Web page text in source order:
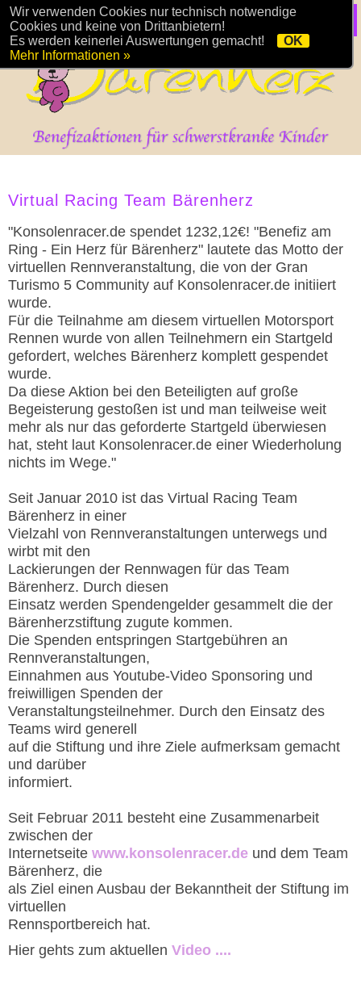
Virtual Racing Team Bärenherz
"Konsolenracer.de spendet 1232,12€! "Benefiz am
Ring - Ein Herz für Bärenherz" lautete das Motto der
virtuellen Rennveranstaltung, die von der Gran
Turismo 5 Community auf Konsolenracer.de initiiert
wurde.
Für die Teilnahme am diesem virtuellen Motorsport
Rennen wurde von allen Teilnehmern ein Startgeld
gefordert, welches Bärenherz komplett gespendet
wurde.
Da diese Aktion bei den Beteiligten auf große
Begeisterung gestoßen ist und man teilweise weit
mehr als nur das geforderte Startgeld überwiesen
hat, steht laut Konsolenracer.de einer Wiederholung
nichts im Wege."
Seit Januar 2010 ist das Virtual Racing Team
Bärenherz in einer
Vielzahl von Rennveranstaltungen unterwegs und
wirbt mit den
Lackierungen der Rennwagen für das Team
Bärenherz. Durch diesen
Einsatz werden Spendengelder gesammelt die der
Bärenherzstiftung zugute kommen.
Die Spenden entspringen Startgebühren an
Rennveranstaltungen,
Einnahmen aus Youtube-Video Sponsoring und
freiwilligen Spenden der
Veranstaltungsteilnehmer. Durch den Einsatz des
Teams wird generell
auf die Stiftung und ihre Ziele aufmerksam gemacht
und darüber
informiert.
Seit Februar 2011 besteht eine Zusammenarbeit
zwischen der
Internetseite www.konsolenracer.de und dem Team
Bärenherz, die
als Ziel einen Ausbau der Bekanntheit der Stiftung im
virtuellen
Rennsportbereich hat.
Hier gehts zum aktuellen Video ....
Wir verwenden Cookies nur technisch notwendige
Cookies und keine von Drittanbietern!
Es werden keinerlei Auswertungen gemacht!
OK
Mehr Informationen »